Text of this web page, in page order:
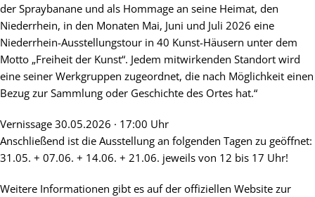
der Spraybanane und als Hommage an seine Heimat, den
Niederrhein, in den Monaten Mai, Juni und Juli 2026 eine
Niederrhein-Ausstellungstour in 40 Kunst-Häusern unter dem
Motto „Freiheit der Kunst“. Jedem mitwirkenden Standort wird
eine seiner Werkgruppen zugeordnet, die nach Möglichkeit einen
Bezug zur Sammlung oder Geschichte des Ortes hat.“
Vernissage 30.05.2026 · 17:00 Uhr
Anschließend ist die Ausstellung an folgenden Tagen zu geöffnet:
31.05. + 07.06. + 14.06. + 21.06. jeweils von 12 bis 17 Uhr!
Weitere Informationen gibt es auf der offiziellen Website zur